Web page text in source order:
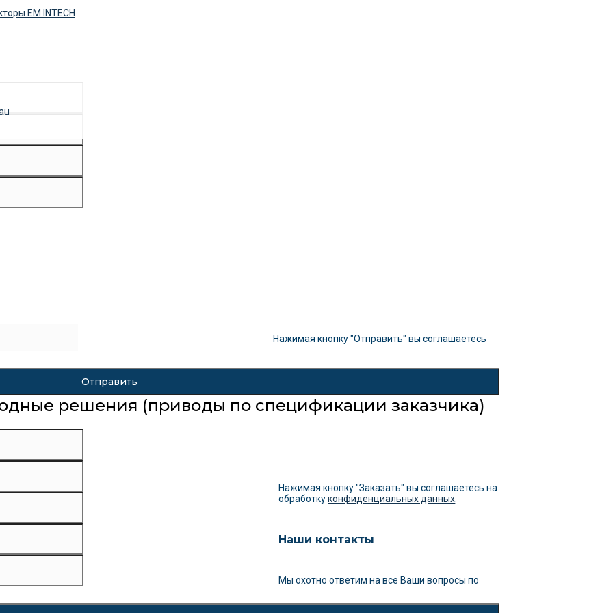
EM INTECH
Нажимая кнопку "Отправить" вы соглашаетесь
решения (приводы по спецификации заказчика)
Нажимая кнопку "Заказать" вы соглашаетесь на
обработкуконфиденциальных данных
Наши контакты
Мы охотно ответим на все Ваши вопросыпо